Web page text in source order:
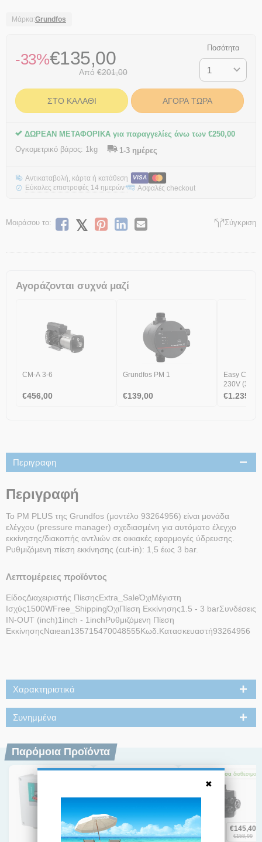
Μάρκα:Grundfos
-33%€135,00
Από €201,00
Ποσότητα
ΣΤΟ ΚΑΛΆΘΙ ΑΓΟΡΆ ΤΏΡΑ
ΔΩΡΕΑΝ ΜΕΤΑΦΟΡΙΚΑ για παραγγελίες άνω των €250,00
Ογκομετρικό βάρος: 1kg 1-3 ημέρες
Αντικαταβολή, κάρτα ή κατάθεση VISA
Εύκολες επιστροφές 14 ημερών* Ασφαλές checkout
Μοιράσου το: Σύγκριση
Αγοράζονται συχνά μαζί
CM-A 3-6
€456,00
Grundfos PM 1
€139,00
Easy
230V (3
€1.235,00
Περιγραφη
Περιγραφή
Το PM PLUS της Grundfos (μοντέλο 93264956) είναι μονάδα
ελέγχου (pressure manager) σχεδιασμένη για αυτόματο έλεγχο
εκκίνησης/διακοπής αντλιών σε οικιακές εφαρμογές ύδρευσης.
Ρυθμιζόμενη πίεση εκκίνησης (cut-in): 1,5 έως 3 bar.
Λεπτομέρειες προϊόντος
ΕίδοςΔιαχειριστής ΠίεσηςExtra_SaleΌχιΜέγιστη
Ισχύς1500WFree_ShippingΌχιΠίεση Εκκίνησης1.5 - 3 barΣυνδέσεις
IN-OUT (inch)1inch - 1inchΡυθμιζόμενη Πίεση
ΕκκίνησηςΝαιean135715470048555Κωδ.Κατασκευαστή93264956
Χαρακτηριστικά
Συνημμένα
Παρόμοια Προϊόντα
1.235,00 €584,00
Άμεσα διαθέσιμο
€145,40
€158,00